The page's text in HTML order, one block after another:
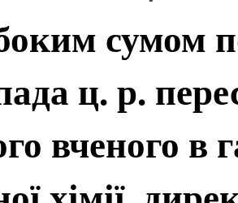
сумом
ц. р.
вченого в